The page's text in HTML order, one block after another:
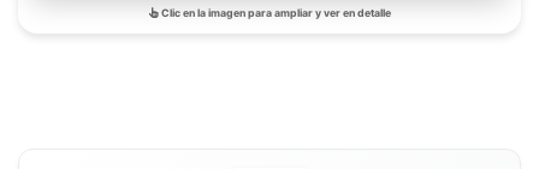
Clic en la imagen para ampliar y ver en detalle